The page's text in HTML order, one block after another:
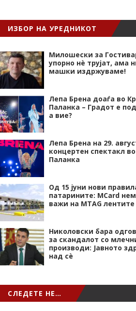
ИЗБОР НА УРЕДНИКОТ
Милошески за
упорно нѐ трујат, ама
машки издржуваме!
Лепа Брена доаѓа во
Паланка – Градот е
а вие?
Лепа Брена на 29.
концертен спектакл
Паланка
Од 15 јуни нови
патарините: MCard
важи на MTAG лентите
Николовски бара
за скандалот со
производи: Јавното
над сѐ
СЛЕДЕТЕ НЕ…